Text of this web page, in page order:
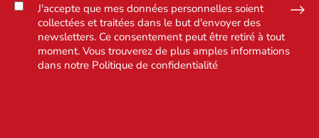
J'accepte que mes données personnelles soient
collectées et traitées dans le but d'envoyer des
newsletters. Ce consentement peut être retiré à tout
moment. Vous trouverez de plus amples informations
dans notre Politique de confidentialité